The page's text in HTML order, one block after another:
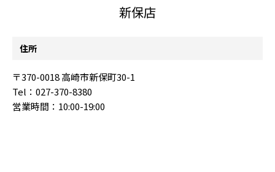
新保店
住所
〒370-0018 高崎市新保町30-1
Tel：027-370-8380
営業時間：10:00-19:00